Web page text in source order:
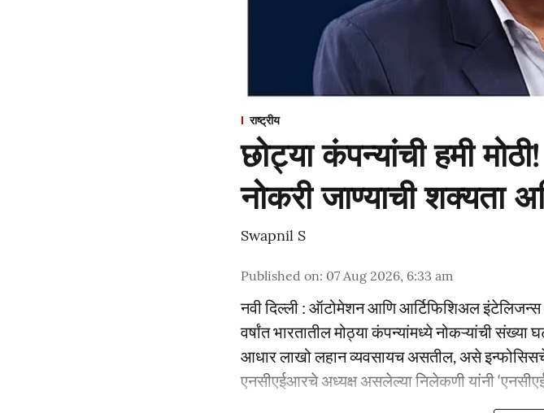
राष्ट्रीय
छोट्या कंपन्यांची हमी
नोकरी जाण्याची
Swapnil S
Published on: 07 Aug 2026, 6:33 am
नवी दिल्ली : ऑटोमेशन आणि आर्टिफिशिअल
वर्षांत भारतातील मोठ्या कंपन्यांमध्ये नोकऱ्यांची
आधार लाखो लहान व्यवसायच असतील, असे
एनसीएईआरचे अध्यक्ष असलेल्या निलेकणी यांनी